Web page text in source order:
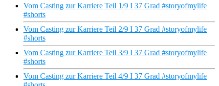
Vom Casting zur Karriere Teil 1/9 I 37 Grad #storyofmylife
#shorts
Vom Casting zur Karriere Teil 2/9 I 37 Grad #storyofmylife
#shorts
Vom Casting zur Karriere Teil 3/9 I 37 Grad #storyofmylife
#shorts
Vom Casting zur Karriere Teil 4/9 I 37 Grad #storyofmylife